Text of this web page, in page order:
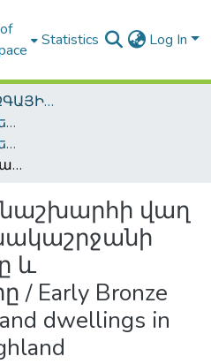
Statistics Log In
ՀԱՅԱՍՏԱՆԻ ԱԶԳԱՅԻՆ ԳՐԱԴԱՐԱՆԻ ԹՎԱՅԻՆ ՊԱՀՈՑ / DIGITAL REPOSITORY OF NLA
Ատենախոսություններ և սեղմագրեր / Theses & Abstracts
Ատենախոսություններ և սեղմագրեր / Theses & Abstracts
Հայկական լեռնաշխարհի վաղ բրոնզի ժամանակաշրջանի բնակավայրերը և բնակարանները / Early Bronze age settlements and dwellings in the Armenian Highland
վաղ
և
Early Bronze
dwellings in